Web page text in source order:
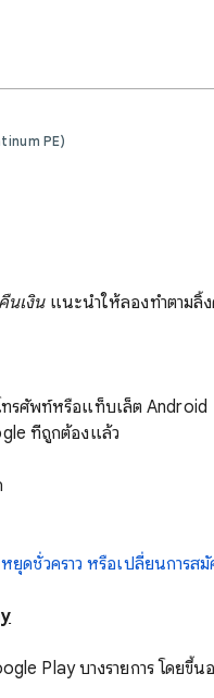
PE)
นเงินแนะนำให้ลองทำตามลิ้
รศัพท์หรือแท็บเล็ต Android
ที่ถูกต้องแล้ว
ยุดชั่วคราว หรือเปลี่ยนการส
Play บางรายการ โดยขึ้น